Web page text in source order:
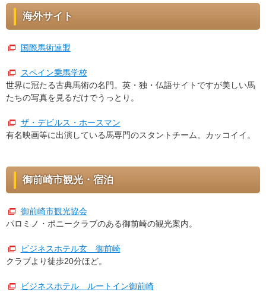
海外サイト
国際馬術連盟
スペイン乗馬学校
世界に冠たる古典馬術の名門。英・独・仏語サイトですが美しい馬
たちの写真を見るだけでうっとり。
ザ・デビルス・ホースマン
有名映画等に出演している馬専門のスタントチーム。カッコイイ。
御前崎市観光・宿泊
御前崎市観光協会
パロミノ・ポニークラブのある御前崎の観光案内。
ビジネスホテル玄 御前崎
クラブより徒歩20分ほど。
ビジネスホテル ルートイン御前崎